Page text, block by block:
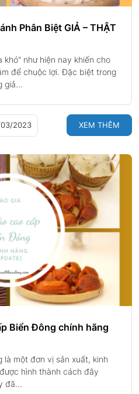
Phân Biệt GIẢ – THẬT
khó" như hiện nay khiến cho
để chuộc lợi. Đặc biệt trong
giả...
2023 XEM THÊM
Biển Đông chính hãng
là một đơn vị sản xuất, kinh
hình thành cách đây
đã...